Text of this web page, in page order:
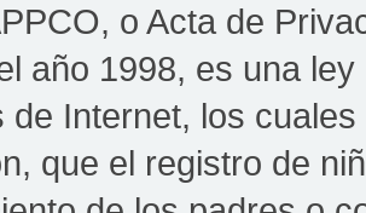
o Acta de
año 1998, es una
de Internet, los
que el registro de